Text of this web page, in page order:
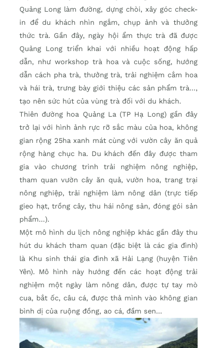
Quảng Long làm đường, dựng chòi, xây góc check-
in để du khách nhìn ngắm, chụp ảnh và thưởng
thức trà. Gần đây, ngày hội ẩm thực trà đã được
Quảng Long triển khai với nhiều hoạt động hấp
dẫn, như workshop trà hoa và cuộc sống, hướng
dẫn cách pha trà, thưởng trà, trải nghiệm cắm hoa
và hái trà, trưng bày giới thiệu các sản phẩm trà…,
tạo nên sức hút của vùng trà đối với du khách.
Thiên đường hoa Quảng La (TP Hạ Long) gần đây
trở lại với hình ảnh rực rỡ sắc màu của hoa, không
gian rộng 25ha xanh mát cùng với vườn cây ăn quả
rộng hàng chục ha. Du khách đến đây được tham
gia vào chương trình trải nghiệm nông nghiệp,
tham quan vườn cây ăn quả, vườn hoa, trang trại
nông nghiệp, trải nghiệm làm nông dân (trực tiếp
gieo hạt, trồng cây, thu hái nông sản, đóng gói sản
phẩm…).
Một mô hình du lịch nông nghiệp khác gần đây thu
hút du khách tham quan (đặc biệt là các gia đình)
là Khu sinh thái gia đình xã Hải Lạng (huyện Tiên
Yên). Mô hình này hướng đến các hoạt động trải
nghiệm một ngày làm nông dân, được tự tay mò
cua, bắt ốc, câu cá, được thả mình vào không gian
bình dị của ruộng đồng, ao cá, đầm sen…